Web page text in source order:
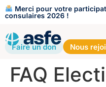
Merci pour votre
consulaires 2026 !
Faire un don Nous
FAQ